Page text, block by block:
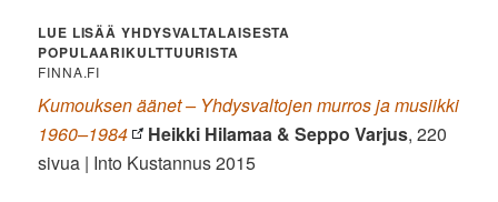
LUE LISÄÄ YHDYSVALTALAISESTA
POPULAARIKULTTUURISTA
FINNA.FI
Kumouksen äänet – Yhdysvaltojen murros ja musiikki
1960–1984
Heikki Hilamaa & Seppo Varjus, 220
sivua | Into Kustannus 2015